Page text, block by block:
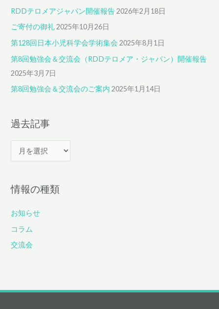
RDDテロメアジャパン開催報告 2026年2月18日
ご寄付の御礼 2025年10月26日
第128回日本小児科学会学術集会 2025年8月1日
第8回勉強会＆交流会（RDDテロメア・ジャパン）開催報告
2025年3月7日
第8回勉強会＆交流会のご案内 2025年1月14日
過去記事
去
事
情報の種類
お知らせ
コラム
交流会